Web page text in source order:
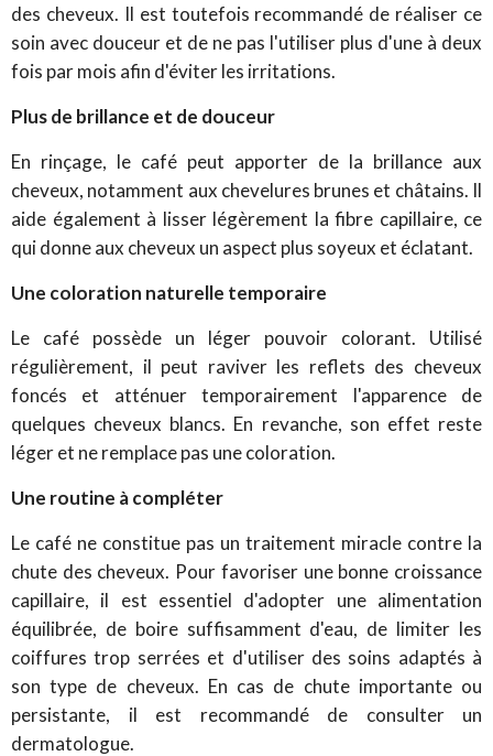
des cheveux. Il est toutefois recommandé de réaliser ce
soin avec douceur et de ne pas l'utiliser plus d'une à deux
fois par mois afin d'éviter les irritations.
Plus de brillance et de douceur
En rinçage, le café peut apporter de la brillance aux
cheveux, notamment aux chevelures brunes et châtains. Il
aide également à lisser légèrement la fibre capillaire, ce
qui donne aux cheveux un aspect plus soyeux et éclatant.
Une coloration naturelle temporaire
Le café possède un léger pouvoir colorant. Utilisé
régulièrement, il peut raviver les reflets des cheveux
foncés et atténuer temporairement l'apparence de
quelques cheveux blancs. En revanche, son effet reste
léger et ne remplace pas une coloration.
Une routine à compléter
Le café ne constitue pas un traitement miracle contre la
chute des cheveux. Pour favoriser une bonne croissance
capillaire, il est essentiel d'adopter une alimentation
équilibrée, de boire suffisamment d'eau, de limiter les
coiffures trop serrées et d'utiliser des soins adaptés à
son type de cheveux. En cas de chute importante ou
persistante, il est recommandé de consulter un
dermatologue.